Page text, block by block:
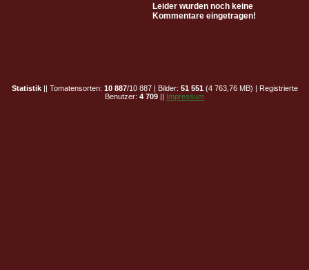
Leider wurden noch keine
Kommentare eingetragen!
Statistik|| Tomatensorten: 10 887/10 887 | Bilder: 51 551 (4 763,76 MB) | Registrierte
Benutzer: 4 709 || Impressum